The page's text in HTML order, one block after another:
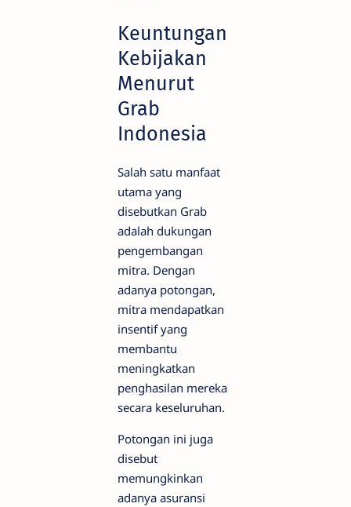
Keuntungan
Kebijakan
Menurut
Grab
Indonesia
Salah satu manfaat
utama yang
disebutkan Grab
adalah dukungan
pengembangan
mitra. Dengan
adanya potongan,
mitra mendapatkan
insentif yang
membantu
meningkatkan
penghasilan mereka
secara keseluruhan.
Potongan ini juga
disebut
memungkinkan
adanya asuransi